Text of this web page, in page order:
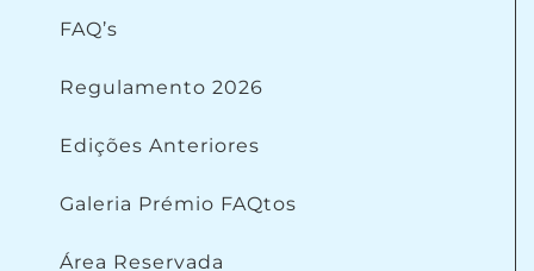
FAQ’s
Regulamento 2026
Edições Anteriores
Galeria Prémio FAQtos
Área Reservada